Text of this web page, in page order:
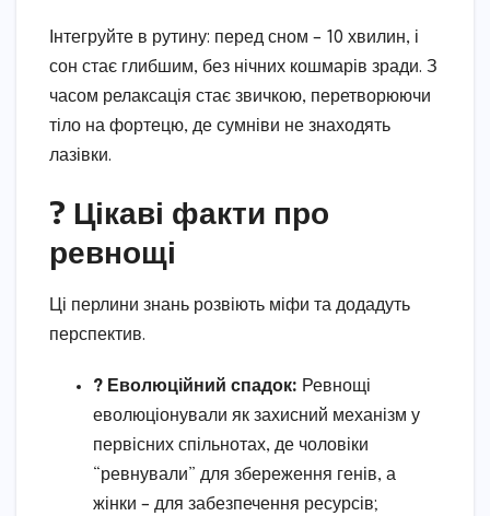
Інтегруйте в рутину: перед сном – 10 хвилин, і
сон стає глибшим, без нічних кошмарів зради. З
часом релаксація стає звичкою, перетворюючи
тіло на фортецю, де сумніви не знаходять
лазівки.
? Цікаві факти про
ревнощі
Ці перлини знань розвіють міфи та додадуть
перспектив.
? Еволюційний спадок: Ревнощі
еволюціонували як захисний механізм у
первісних спільнотах, де чоловіки
“ревнували” для збереження генів, а
жінки – для забезпечення ресурсів;